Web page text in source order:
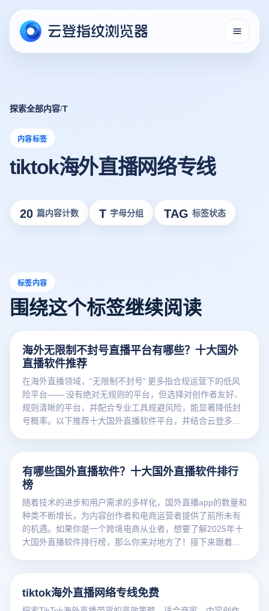
探索全部内容/T
内容标签
tiktok海外直播网络专线
20 篇内容计数 T 字母分组 TAG 标签状态
标签内容
围绕这个标签继续阅读
海外无限制不封号直播平台有哪些？十大国外
直播软件推荐
在海外直播领域，“无限制不封号” 更多指合规运营下的低风
险平台—— 没有绝对无规则的平台，但选择对创作者友好、
规则清晰的平台，并配合专业工具规避风险，能显著降低封
号概率。以下推荐十大国外直播软件平台，并结合云登多开
有哪些国外直播软件？十大国外直播软件排行
榜
随着技术的进步和用户需求的多样化，国外直播app的数量和
种类不断增长，为内容创作者和电商运营者提供了前所未有
的机遇。如果你是一个跨境电商从业者，想要了解2025年十
大国外直播软件排行榜，那么你来对地方了！接下来跟着云
tiktok海外直播网络专线免费